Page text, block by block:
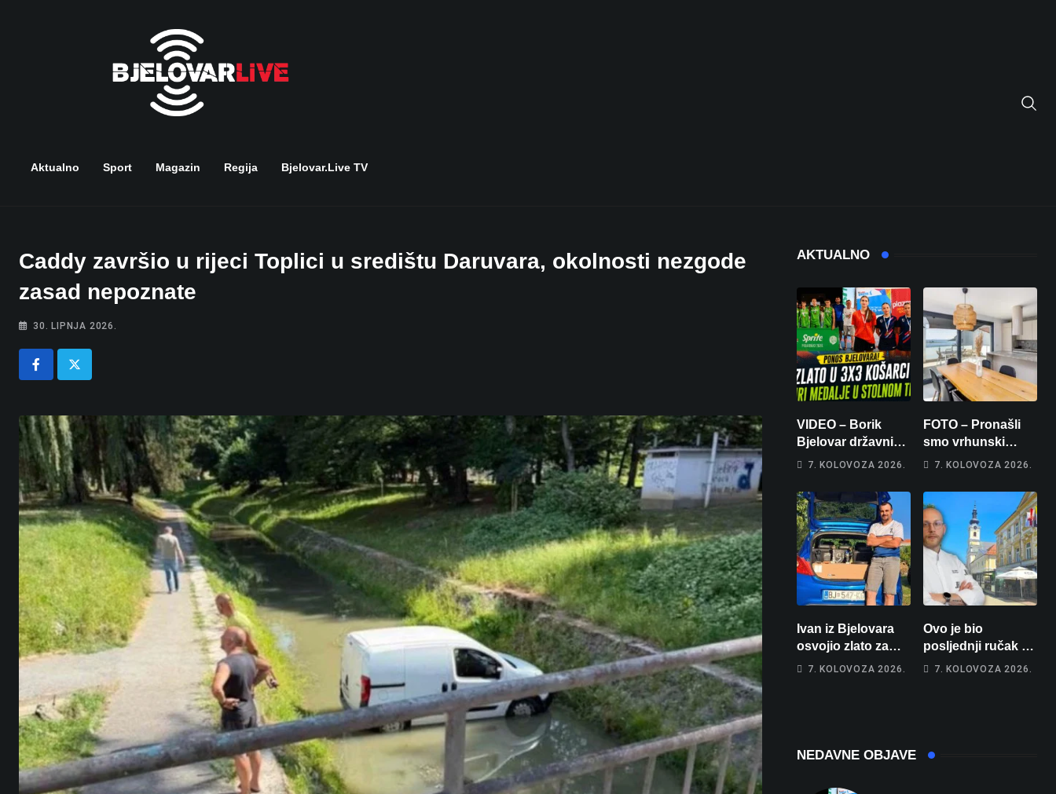
Aktualno Sport Magazin Regija Bjelovar.live TV
Caddy završio u rijeci Toplici u središtu Daruvara, okolnosti nezgode
zasad nepoznate
30. LIPNJA 2026.
AKTUALNO
VIDEO – Borik
Bjelovar državni
prvaci u 3×3
Končar je
prvakinja Hrvatske
u stolnom tenisu!
7. KOLOVOZA 2026.
FOTO – Pronašli
smo vrhunski
apartman za
more, tri spavaće
sobe i terasa koja
osvaja
7. KOLOVOZA 2026.
Ivan iz Bjelovara
osvojio zlato za
najglasniji audio
7. KOLOVOZA 2026.
Ovo je bio
posljednji ručak u
Franzu: Poznati
iznenađenje za
7. KOLOVOZA 2026.
NEDAVNE OBJAVE